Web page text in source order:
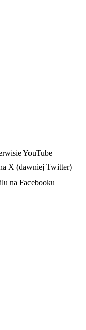
YouTube
X (dawniej Twitter)
na Facebooku